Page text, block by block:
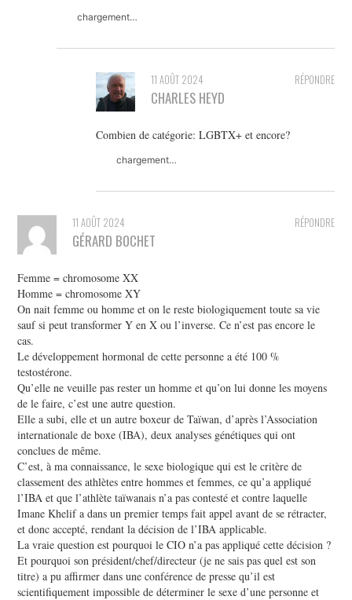
chargement…
RÉPONDRE
11 AOÛT 2024
CHARLES HEYD
Combien de catégorie: LGBTX+ et encore?
chargement…
RÉPONDRE
11 AOÛT 2024
GÉRARD BOCHET
Femme = chromosome XX
Homme = chromosome XY
On nait femme ou homme et on le reste biologiquement toute sa vie
sauf si peut transformer Y en X ou l’inverse. Ce n’est pas encore le
cas.
Le développement hormonal de cette personne a été 100 %
testostérone.
Qu’elle ne veuille pas rester un homme et qu’on lui donne les moyens
de le faire, c’est une autre question.
Elle a subi, elle et un autre boxeur de Taïwan, d’après l’Association
internationale de boxe (IBA), deux analyses génétiques qui ont
conclues de même.
C’est, à ma connaissance, le sexe biologique qui est le critère de
classement des athlètes entre hommes et femmes, ce qu’a appliqué
l’IBA et que l’athlète taïwanais n’a pas contesté et contre laquelle
Imane Khelif a dans un premier temps fait appel avant de se rétracter,
et donc accepté, rendant la décision de l’IBA applicable.
La vraie question est pourquoi le CIO n’a pas appliqué cette décision ?
Et pourquoi son président/chef/directeur (je ne sais pas quel est son
titre) a pu affirmer dans une conférence de presse qu’il est
scientifiquement impossible de déterminer le sexe d’une personne et